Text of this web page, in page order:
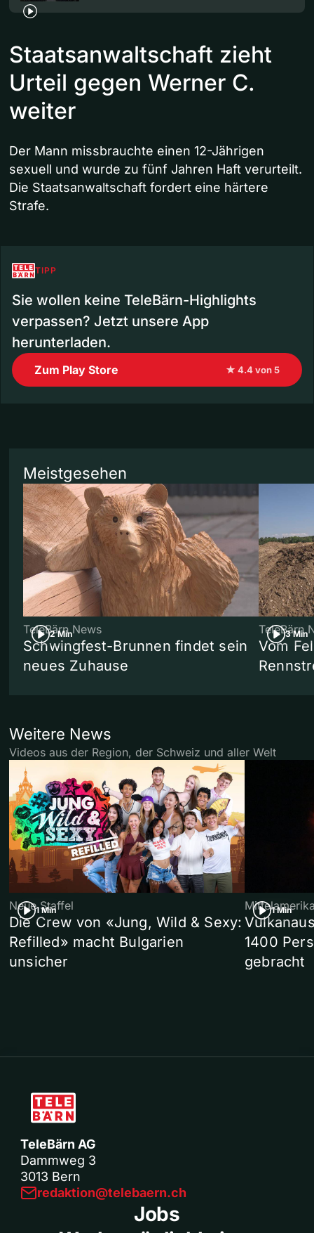
Staatsanwaltschaft zieht
Urteil gegen Werner C.
weiter
Der Mann missbrauchte einen 12-Jährigen
sexuell und wurde zu fünf Jahren Haft verurteilt.
Die Staatsanwaltschaft fordert eine härtere
Strafe.
TIPP
Sie wollen keine TeleBärn-Highlights
verpassen? Jetzt unsere App
herunterladen.
Zum Play Store ★ 4.4 von 5
Meistgesehen
2 Min
TeleBärn News
Schwingfest-Brunnen findet sein
neues Zuhause
3 Min
TeleBärn
Vom
Weitere News
Videos aus der Region, der Schweiz und aller Welt
1 Min
Neue Staffel
Die Crew von «Jung, Wild & Sexy:
Refilled» macht Bulgarien
unsicher
1 Min
1400
gebracht
TeleBärn AG
Dammweg 3
3013 Bern
redaktion@telebaern.ch
Jobs